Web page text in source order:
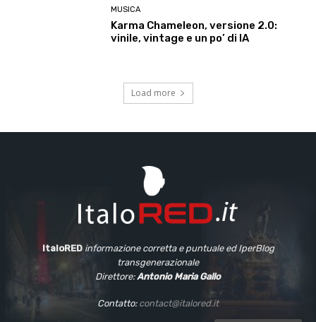
MUSICA
Karma Chameleon, versione 2.0:
vinile, vintage e un po’ di IA
Load more
ItaloRED informazione corretta e puntuale ed IperBlog
transgenerazionale
Direttore:Antonio Maria Gallo
Contatto: contact@italored.it